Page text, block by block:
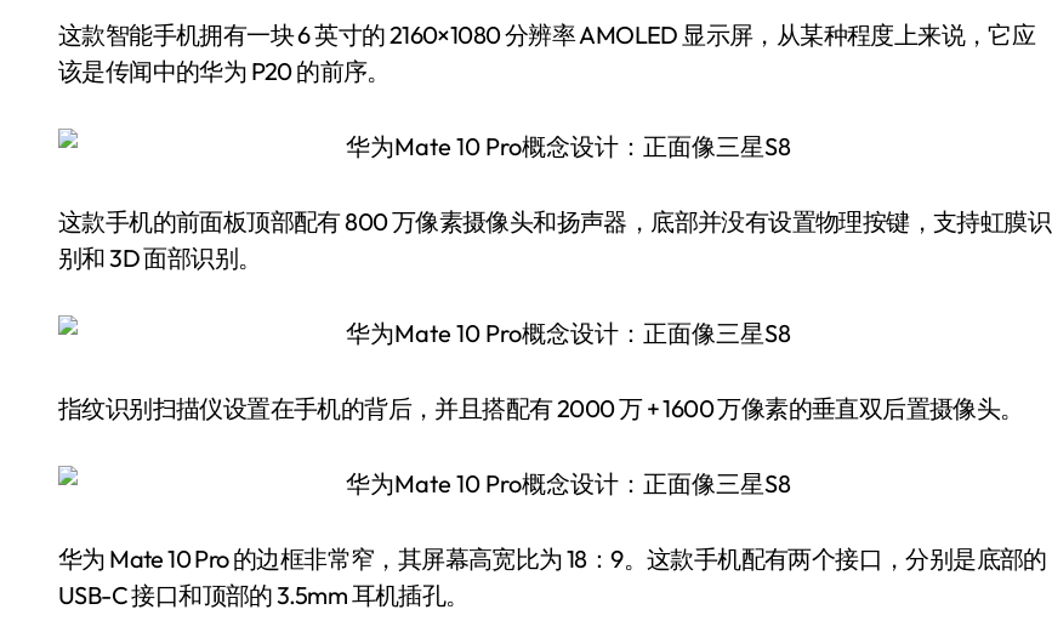
这款智能手机拥有一块 6 英寸的 2160×1080 分辨率 AMOLED 显示屏，从某种程度上来说，它应
该是传闻中的华为 P20 的前序。
这款手机的前面板顶部配有 800 万像素摄像头和扬声器，底部并没有设置物理按键，支持虹膜识
别和 3D 面部识别。
指纹识别扫描仪设置在手机的背后，并且搭配有 2000 万 + 1600 万像素的垂直双后置摄像头。
华为 Mate 10 Pro 的边框非常窄，其屏幕高宽比为 18：9。这款手机配有两个接口，分别是底部的
USB-C 接口和顶部的 3.5mm 耳机插孔。